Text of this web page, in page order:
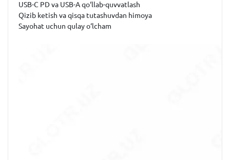
USB-C PD va USB-A qo‘llab-quvvatlash
Qizib ketish va qisqa tutashuvdan himoya
Sayohat uchun qulay o‘lcham